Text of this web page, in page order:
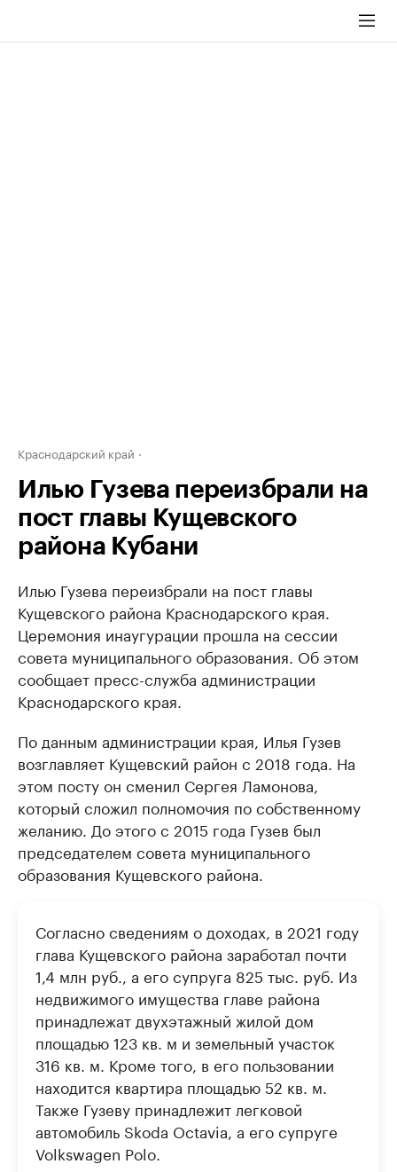
Краснодарский край
Илью Гузева переизбрали на
пост главы Кущевского
района Кубани
Илью Гузева переизбрали на пост главы
Кущевского района Краснодарского края.
Церемония инаугурации прошла на сессии
совета муниципального образования. Об этом
сообщает пресс-служба администрации
Краснодарского края.
По данным администрации края, Илья Гузев
возглавляет Кущевский район с 2018 года. На
этом посту он сменил Сергея Ламонова,
который сложил полномочия по собственному
желанию. До этого с 2015 года Гузев был
председателем совета муниципального
образования Кущевского района.
Согласно сведениям о доходах, в 2021 году
глава Кущевского района заработал почти
1,4 млн руб., а его супруга 825 тыс. руб. Из
недвижимого имущества главе района
принадлежат двухэтажный жилой дом
площадью 123 кв. м и земельный участок
316 кв. м. Кроме того, в его пользовании
находится квартира площадью 52 кв. м.
Также Гузеву принадлежит легковой
автомобиль Skoda Octavia, а его супруге
Volkswagen Polo.